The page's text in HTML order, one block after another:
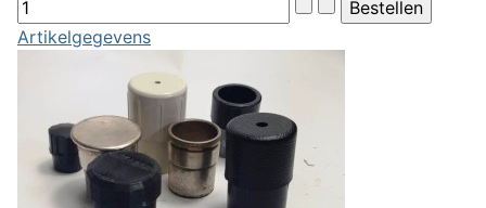
Artikelgegevens